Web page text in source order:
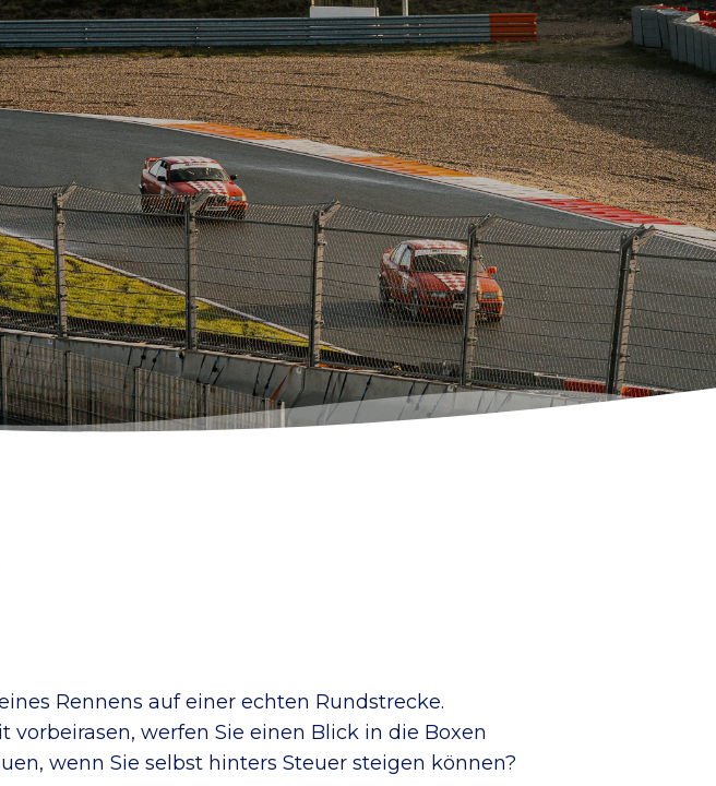
Rennens auf einer echten Rundstrecke.
werfen Sie einen Blick in die Boxen
wenn Sie selbst hinters Steuer steigen können?